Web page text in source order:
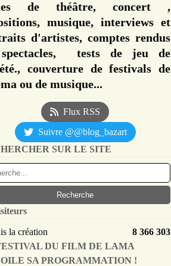
de théâtre, concert ,
musique, interviews et
d'artistes, comptes rendus
tests de jeu de
couverture de festivals de
ou de musique...
Flux RSS
Suivre @@blog_bazart
SUR LE SITE
la création
8 366 303
DU FILM DE LAMA
SA PROGRAMMATION !